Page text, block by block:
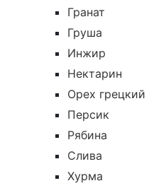
Гранат
Груша
Инжир
Нектарин
Орех грецкий
Персик
Рябина
Слива
Хурма